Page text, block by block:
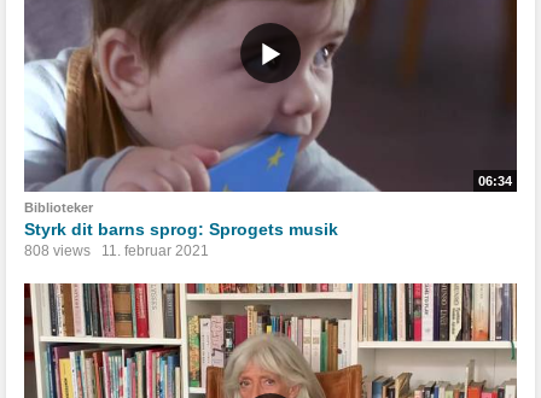
06:34
Biblioteker
Styrk dit barns sprog: Sprogets musik
808 views 11. februar 2021